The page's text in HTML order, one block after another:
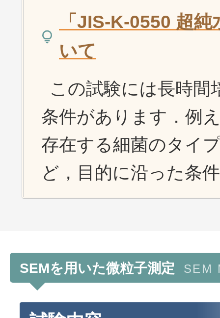
「JIS-K-0550 超
いて
この試験には長時間
条件があります．例
存在する細菌のタイ
ど，目的に沿った条
SEMを用いた微粒子測定 SEM